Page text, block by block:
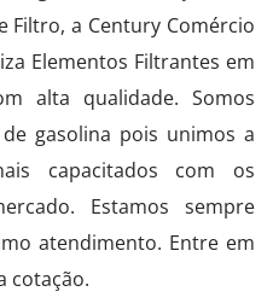
Filtro, a Century Comércio
Elementos Filtrantes em
alta qualidade. Somos
gasolina pois unimos a
capacitados com os
Estamos sempre
atendimento. Entre em
cotação.